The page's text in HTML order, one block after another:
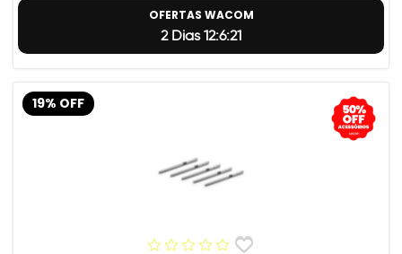
OFERTAS WACOM
2 Dias 12:6:20
19% OFF